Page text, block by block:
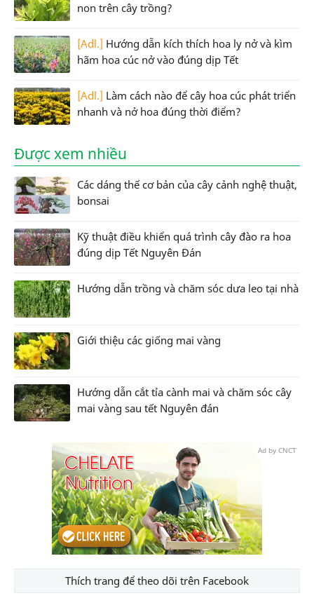
non trên cây trồng?
[Adl.] Hướng dẫn kích thích hoa ly nở và kìm
hãm hoa cúc nở vào đúng dịp Tết
[Adl.] Làm cách nào để cây hoa cúc phát triển
nhanh và nở hoa đúng thời điểm?
Được xem nhiều
Các dáng thế cơ bản của cây cảnh nghệ thuật,
bonsai
Kỹ thuật điều khiển quá trình cây đào ra hoa
đúng dịp Tết Nguyên Đán
Hướng dẫn trồng và chăm sóc dưa leo tại nhà
Giới thiệu các giống mai vàng
Hướng dẫn cắt tỉa cành mai và chăm sóc cây
mai vàng sau tết Nguyên đán
Ad by CNCT
Thích trang để theo dõi trên Facebook